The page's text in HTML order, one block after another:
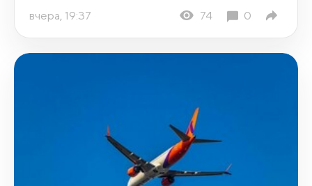
вчера, 19:37 74 0